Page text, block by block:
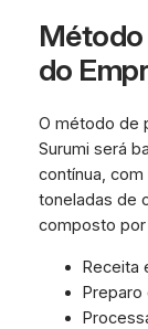
Método
do
O método de
Surumi será
contínua,
toneladas de
composto
Receita
Preparo